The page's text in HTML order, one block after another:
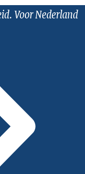
Voor Nederland